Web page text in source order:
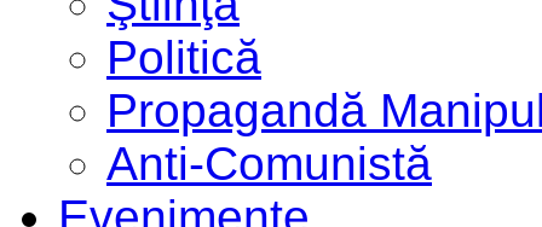
Politică
Propagandă
Anti-Comunistă
Evenimente